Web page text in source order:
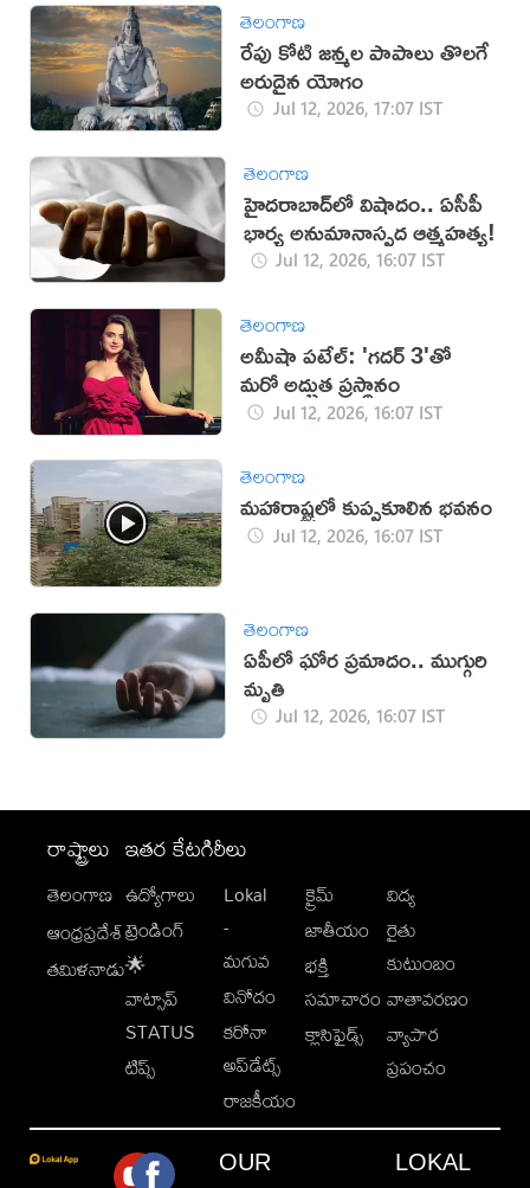
తెలంగాణ
రేపు కోటి జన్మల పాపాలు తొలగే
అరుదైన యోగం
Jul 12, 2026, 17:07 IST
తెలంగాణ
హైదరాబాద్‌లో విషాదం.. ఏసీపీ
భార్య అనుమానాస్పద ఆత్మహత్య!
Jul 12, 2026, 16:07 IST
తెలంగాణ
అమీషా పటేల్: 'గదర్ 3'తో
మరో అద్భుత ప్రస్థానం
Jul 12, 2026, 16:07 IST
తెలంగాణ
మహారాష్ట్రలో కుప్పకూలిన భవనం
Jul 12, 2026, 16:07 IST
తెలంగాణ
ఏపీలో ఘోర ప్రమాదం.. ముగ్గురి
మృతి
Jul 12, 2026, 16:07 IST
రాష్ట్రాలు
తెలంగాణ
ఆంధ్రప్రదేశ్
తమిళనాడు
ఇతర కేటగిరీలు
ఉద్యోగాలు
ట్రెండింగ్
🌟
వాట్సాప్
STATUS
టిప్స్
Lokal
-
మగువ
వినోదం
కరోనా
అప్‌డేట్స్
రాజకీయం
క్రైమ్
జాతీయం
భక్తి
సమాచారం
క్లాసిఫైడ్స్
విద్య
రైతు
కుటుంబం
వాతావరణం
వ్యాపార
ప్రపంచం
OUR LOKAL